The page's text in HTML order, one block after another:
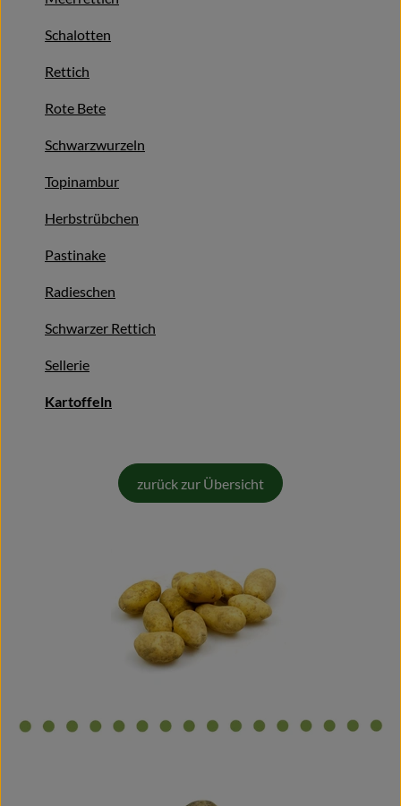
Wir empfehlen
VINCE Weine
Über uns
Veranstaltungen
Schalotten
Rettich
Rote Bete
Schwarzwurzeln
Topinambur
Herbstrübchen
Pastinake
Radieschen
Schwarzer Rettich
Sellerie
Kartoffeln
zurück zur Übersicht